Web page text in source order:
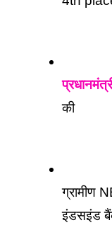
की
ग्रामीण
इंडसइंड